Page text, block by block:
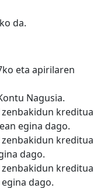
da.
eta apirilaren
Nagusia.
kreditua
egina dago.
kreditua
dago.
kreditua
dago.